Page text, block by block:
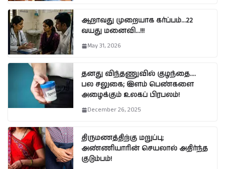
ஆறாவது முறையாக கர்ப்பம்…22
வயது மனைவி…!!!
May 31, 2026
தனது விந்தணுவில் குழந்தை….
பல சலுகை; இளம் பெண்களை
அழைக்கும் உலகப் பிரபலம்!
December 26, 2025
திருமணத்திற்கு மறுப்பு;
அண்ணியாரின் செயலால் அதிர்ந்த
குடும்பம்!